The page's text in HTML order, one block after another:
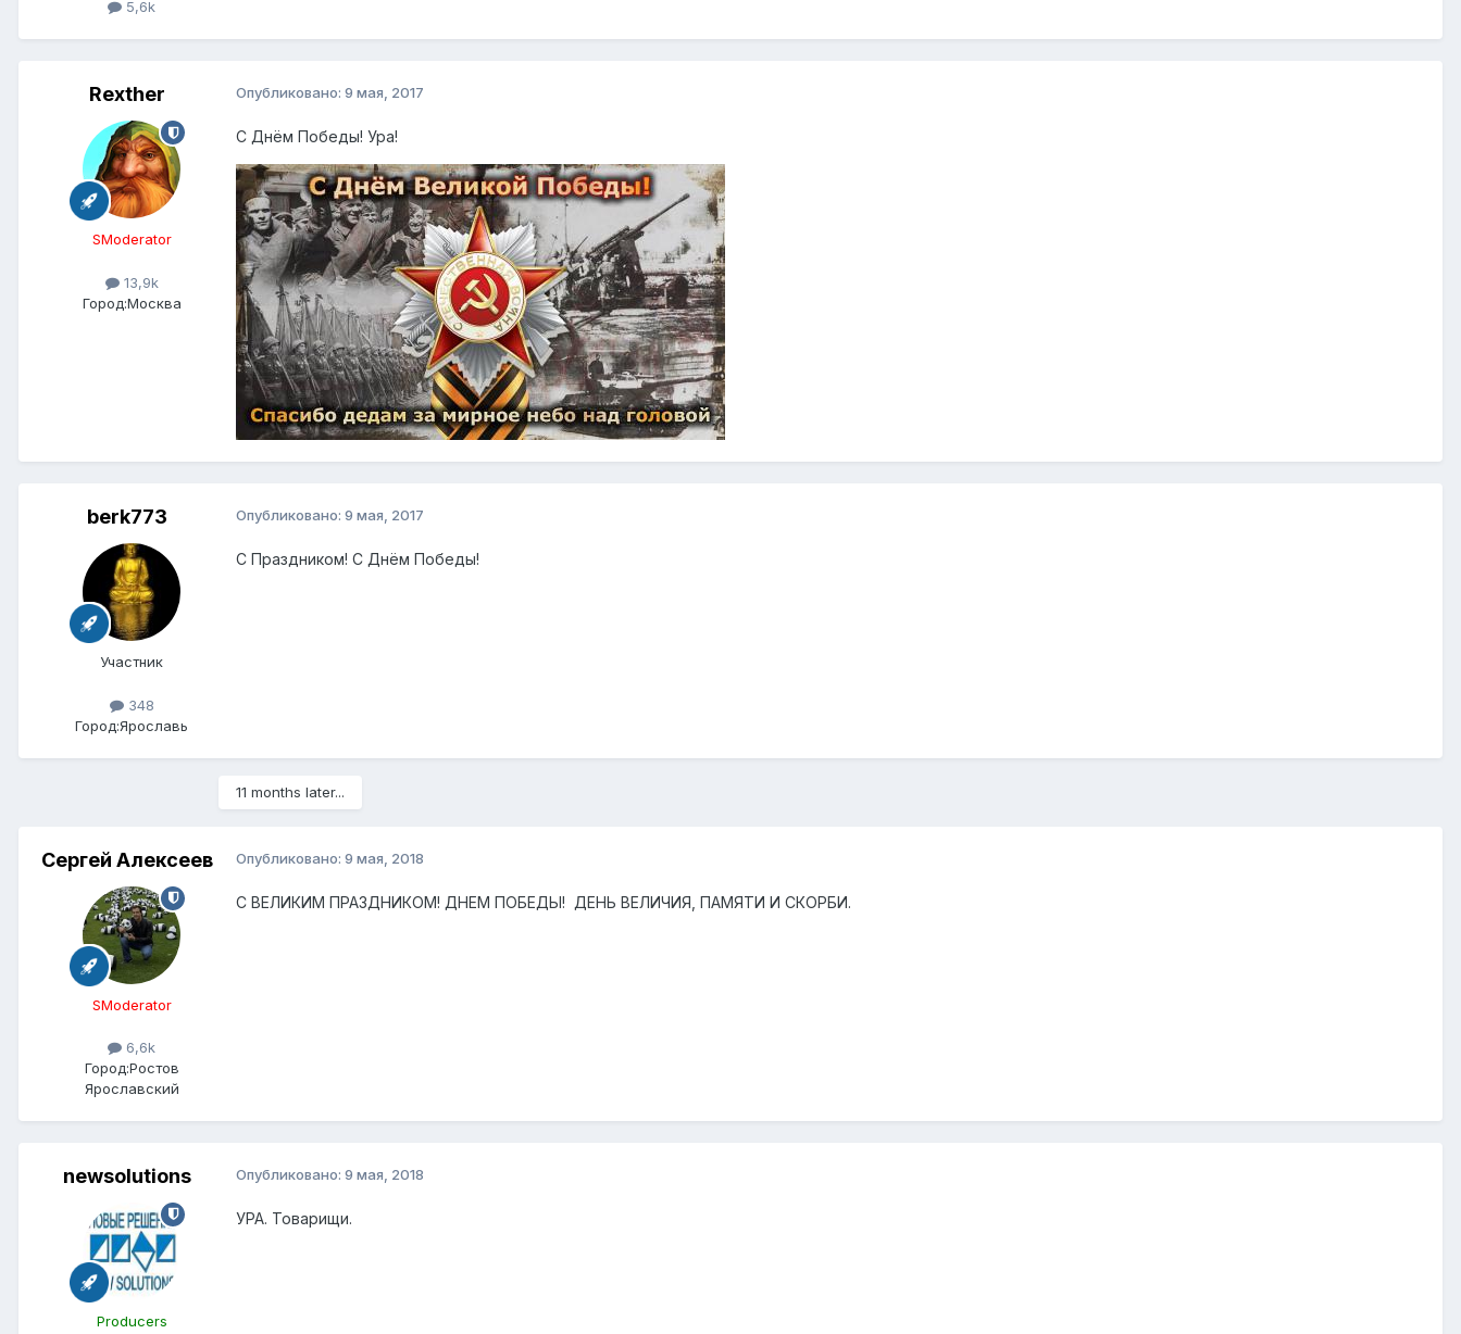
5,6k
Rexther
SModerator
13,9k
Город:Москва
Опубликовано: 9 мая, 2017
С Днём Победы! Ура!
berk773
Участник
348
Город:Ярославь
Опубликовано: 9 мая, 2017
С Праздником! С Днём Победы!
11 months later...
Сергей Алексеев
SModerator
6,6k
Город:Ростов
Ярославский
Опубликовано: 9 мая, 2018
С ВЕЛИКИМ ПРАЗДНИКОМ! ДНЕМ ПОБЕДЫ! ДЕНЬ ВЕЛИЧИЯ, ПАМЯТИ И СКОРБИ.
newsolutions
Producers
Опубликовано: 9 мая, 2018
УРА. Товарищи.